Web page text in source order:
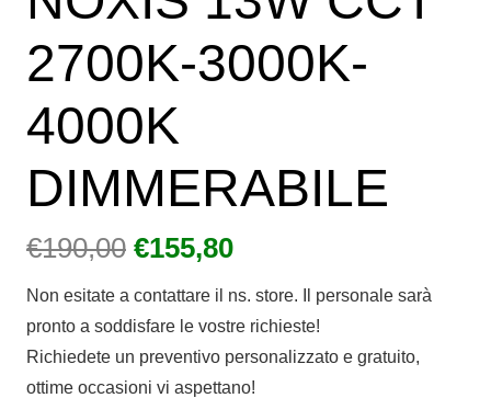
2700K-3000K-
4000K
DIMMERABILE
€190,00 Il
originale
era:
€190,00.
€155,80Il
attuale
è:
€155,80.
Non esitate a contattare il ns. store. Il personale sarà
pronto a soddisfare le vostre richieste!
Richiedete un preventivo personalizzato e gratuito,
ottime occasioni vi aspettano!